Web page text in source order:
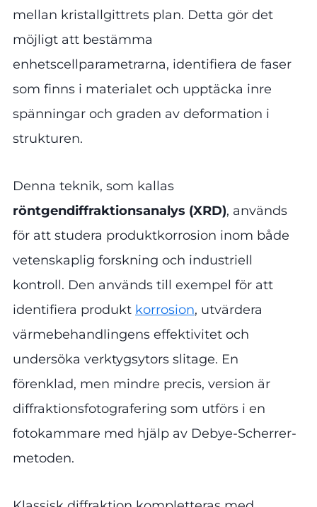
mellan kristallgittrets plan. Detta gör det
möjligt att bestämma
enhetscellparametrarna, identifiera de faser
som finns i materialet och upptäcka inre
spänningar och graden av deformation i
strukturen.
Denna teknik, som kallas
röntgendiffraktionsanalys (XRD), används
för att studera produktkorrosion inom både
vetenskaplig forskning och industriell
kontroll. Den används till exempel för att
identifiera produkt korrosion, utvärdera
värmebehandlingens effektivitet och
undersöka verktygsytors slitage. En
förenklad, men mindre precis, version är
diffraktionsfotografering som utförs i en
fotokammare med hjälp av Debye-Scherrer-
metoden.